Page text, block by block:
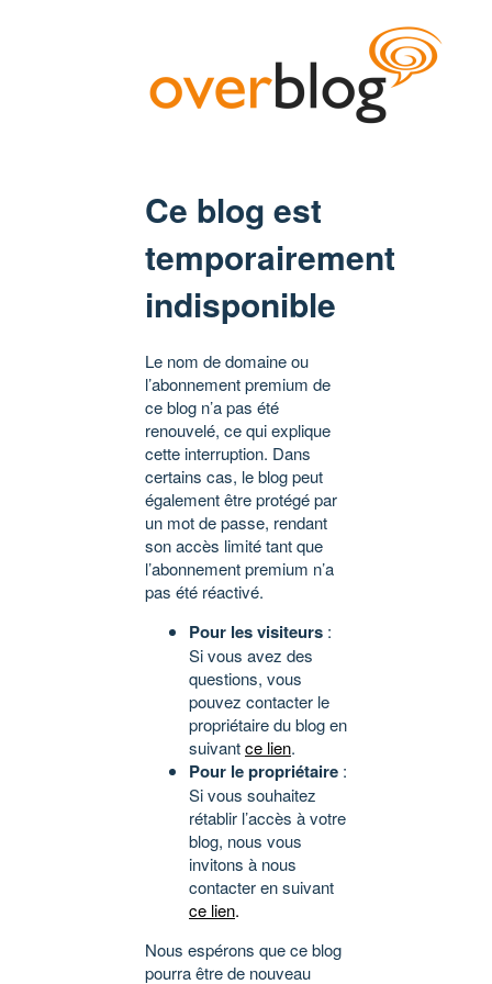
Ce blog est
temporairement
indisponible
Le nom de domaine ou
l’abonnement premium de
ce blog n’a pas été
renouvelé, ce qui explique
cette interruption. Dans
certains cas, le blog peut
également être protégé par
un mot de passe, rendant
son accès limité tant que
l’abonnement premium n’a
pas été réactivé.
Pour les visiteurs :
Si vous avez des
questions, vous
pouvez contacter le
propriétaire du blog en
suivantce lien.
Pour le propriétaire :
Si vous souhaitez
rétablir l’accès à votre
blog, nous vous
invitons à nous
contacter en suivant
ce lien.
Nous espérons que ce blog
pourra être de nouveau